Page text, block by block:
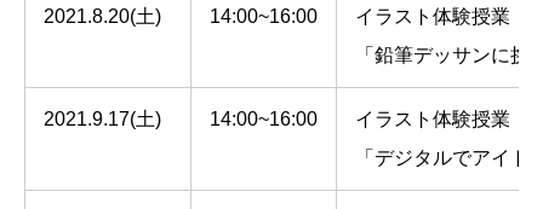
2021.8.20(土) 14:00~16:00
イラスト体験授業
「鉛筆デッサンに挑
2021.9.17(土) 14:00~16:00
イラスト体験授業
「デジタルでアイド